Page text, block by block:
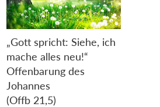
„Gott spricht: Siehe, ich
mache alles neu!“
Offenbarung des
Johannes
(Offb 21,5)